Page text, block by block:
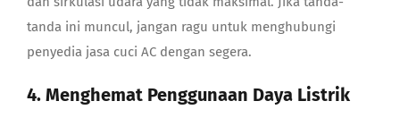
tanda ini muncul, jangan ragu untuk menghubungi
penyedia jasa cuci AC dengan segera.
4. Menghemat Penggunaan Daya Listrik